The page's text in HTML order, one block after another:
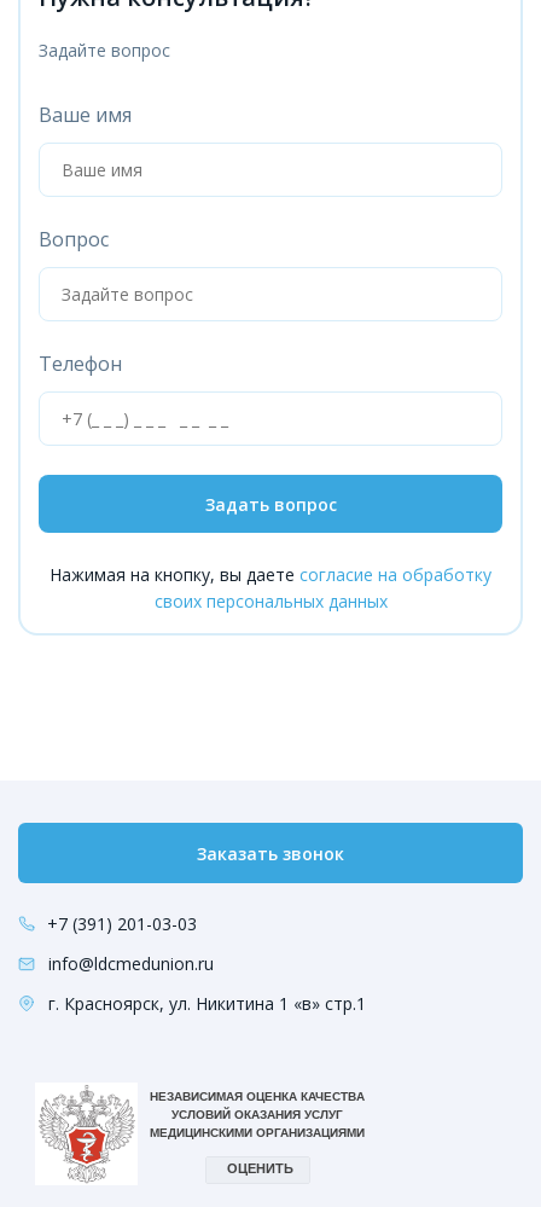
Задайте вопрос
Ваше имя
Вопрос
Телефон
Задать вопрос
Нажимая на кнопку, вы даете согласие на обработку
своих персональных данных
Заказать звонок
+7 (391) 201-03-03
info@ldcmedunion.ru
г. Красноярск, ул. Никитина 1 «в» стр.1